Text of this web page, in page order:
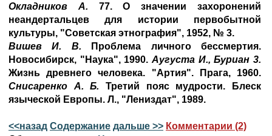
Окладников А. 77. О значении захоронений
неандертальцев для истории первобытной
культуры, "Советская этнография", 1952, № 3.
Вишев И. В.
Проблема личного бессмертия.
Новосибирск, "Наука", 1990. Аугуста И., Буриан 3.
Жизнь древнего человека. "Артия". Прага, 1960.
Снисаренко А. Б. Третий пояс мудрости. Блеск
языческой Европы. Л., "Лениздат", 1989.
<<назад Содержание дальше >> Комментарии (2)